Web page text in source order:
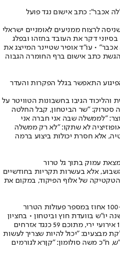
אכבר": כתב אישום נגד פועל
לרצוח ממניעים לאומניים ישראלי
דקר את העובד בחזהו ובפלג
• עו"ד אופיר שטיינר המייצג את
כתב אישום ברף החומרה הגבוה
התאפשר בגלל הפקרות והעדר
והליכוד הגיבו בחשבונות הטוויטר על
סטרוק: "שר הביטחון, קבל החלטה
"לממשלה שבה אני חברה אני
לא שתקו: "לא רק ממשלה
אלא חסרת יכולות ביצוע ברמה
עמוק בתוך גל טרור
אלא בעשרות תקריות בחודשיים
של אלוף הפיקוד, במקום את
יו"ש בוועדת חוץ וביטחון • בחציון
הראשון של השנה הזו התרחשו 167 אירועי ירי, מתוכם 59 כנגד אזרחים
מבצעים: "יכול להיות שצריך לעשות
ח"כ משה סולומון: "קןרא לגורמים